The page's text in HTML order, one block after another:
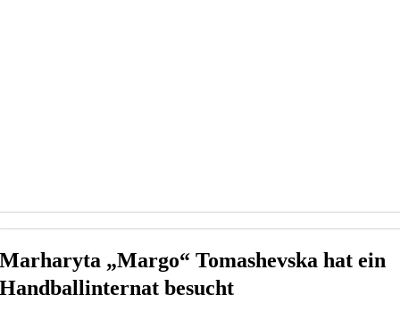
Marharyta „Margo“ Tomashevska hat ein
Handballinternat besucht